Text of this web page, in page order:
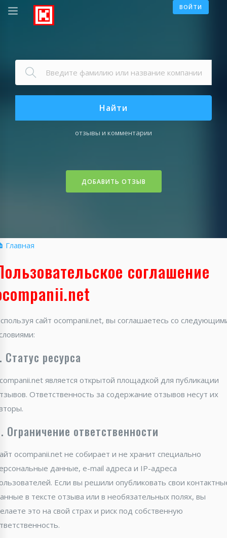
ВОЙТИ
Найти
отзывы и комментарии
ДОБАВИТЬ ОТЗЫВ
Главная
соглашение
сайт ocompanii.net, вы соглашаетесь со
Статус ресурса
является открытой площадкой для публикации
Ответственность за содержание отзывов несут их
Ограничение ответственности
ocompanii.net не собирает и не хранит специально
данные, e-mail адреса и IP-адреса
Если вы решили опубликовать свои
в тексте отзыва или в необязательных полях, вы
это на свой страх и риск под собственную